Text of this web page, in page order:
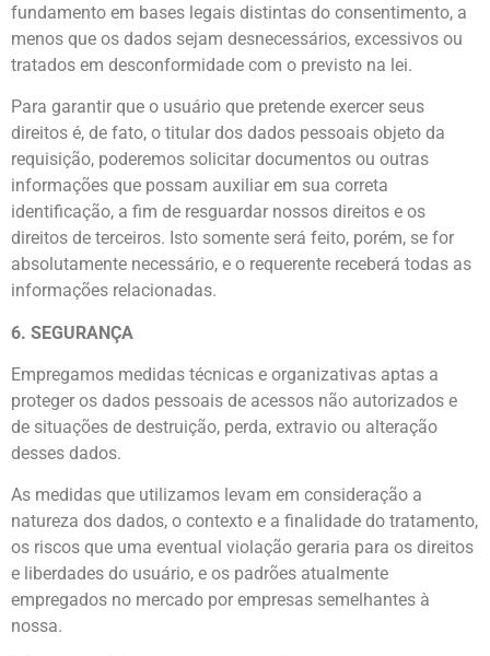
fundamento em bases legais distintas do consentimento, a
menos que os dados sejam desnecessários, excessivos ou
tratados em desconformidade com o previsto na lei.
Para garantir que o usuário que pretende exercer seus
direitos é, de fato, o titular dos dados pessoais objeto da
requisição, poderemos solicitar documentos ou outras
informações que possam auxiliar em sua correta
identificação, a fim de resguardar nossos direitos e os
direitos de terceiros. Isto somente será feito, porém, se for
absolutamente necessário, e o requerente receberá todas as
informações relacionadas.
6. SEGURANÇA
Empregamos medidas técnicas e organizativas aptas a
proteger os dados pessoais de acessos não autorizados e
de situações de destruição, perda, extravio ou alteração
desses dados.
As medidas que utilizamos levam em consideração a
natureza dos dados, o contexto e a finalidade do tratamento,
os riscos que uma eventual violação geraria para os direitos
e liberdades do usuário, e os padrões atualmente
empregados no mercado por empresas semelhantes à
nossa.